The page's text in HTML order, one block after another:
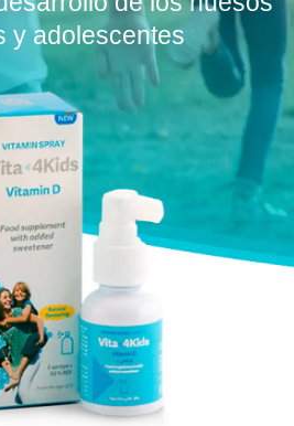
y adolescentes